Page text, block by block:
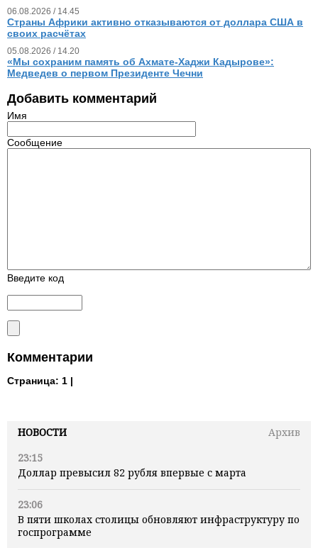
НОВОСТИ
Архив
23:15
Доллар превысил 82 рубля впервые с марта
23:06
В пяти школах столицы обновляют инфраструктуру по
госпрограмме
06.08.2026 / 14.45
Страны Африки активно отказываются от доллара США в
своих расчётах
05.08.2026 / 14.20
«Мы сохраним память об Ахмате-Хаджи Кадырове»:
Медведев о первом Президенте Чечни
Добавить комментарий
Имя
Сообщение
Введите код
Комментарии
Страница: 1 |